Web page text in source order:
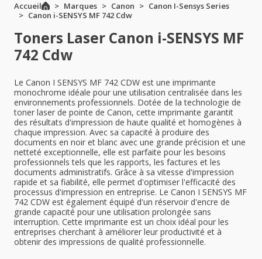
Accueil Marques Canon
Canon I-Sensys Series
Canon i-SENSYS MF 742 Cdw
Toners Laser Canon i-SENSYS MF
742 Cdw
Le Canon I SENSYS MF 742 CDW est une imprimante
monochrome idéale pour une utilisation centralisée dans les
environnements professionnels. Dotée de la technologie de
toner laser de pointe de Canon, cette imprimante garantit
des résultats d'impression de haute qualité et homogènes à
chaque impression. Avec sa capacité à produire des
documents en noir et blanc avec une grande précision et une
netteté exceptionnelle, elle est parfaite pour les besoins
professionnels tels que les rapports, les factures et les
documents administratifs. Grâce à sa vitesse d'impression
rapide et sa fiabilité, elle permet d'optimiser l'efficacité des
processus d'impression en entreprise. Le Canon I SENSYS MF
742 CDW est également équipé d'un réservoir d'encre de
grande capacité pour une utilisation prolongée sans
interruption. Cette imprimante est un choix idéal pour les
entreprises cherchant à améliorer leur productivité et à
obtenir des impressions de qualité professionnelle.